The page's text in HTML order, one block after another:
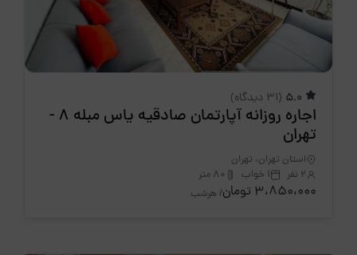
(31 دیدگاه)
اجاره روزانه آپارتمان صادقیه یاس مبله 8 -
تهران
استان تهران، تهران
2 نفر
1 خواب 80 متر
3،850،000 تومان / هرشب